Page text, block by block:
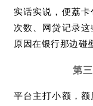
实话实说，便荔
次数、网贷记录
原因在银行那边碰
第
平台主打小额，